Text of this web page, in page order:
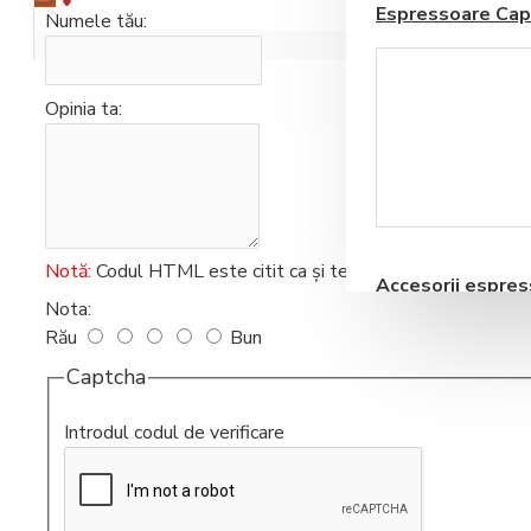
Storcatoare pentru
Espressoare
Accesorii
Coșul este gol!
Numele tău:
Opinia ta:
Notă: Codul HTML este citit ca şi text!
Nota:
Rău
Bun
Captcha
Introdul codul de verificare